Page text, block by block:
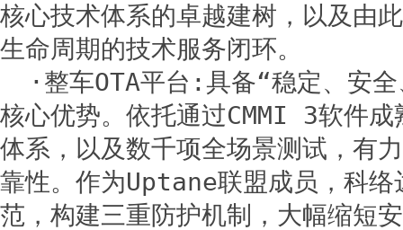
核心技术体系的卓越建树，以及由
生命周期的技术服务闭环。
·整车OTA平台:具备“稳定、安
核心优势。依托通过CMMI 3软件
体系，以及数千项全场景测试，有
靠性。作为Uptane联盟成员，科络
范，构建三重防护机制，大幅缩短